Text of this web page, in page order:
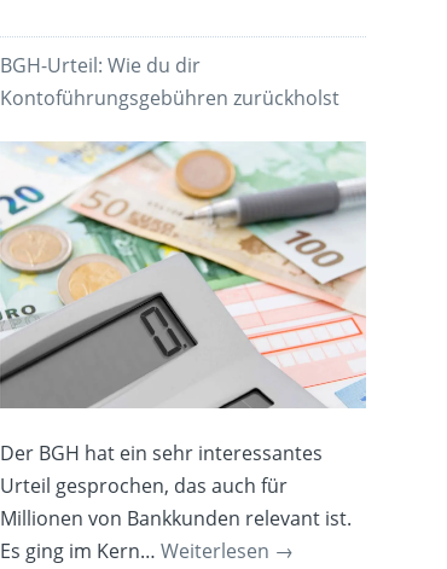
BGH-Urteil: Wie du dir
Kontoführungsgebühren zurückholst
Der BGH hat ein sehr interessantes
Urteil gesprochen, das auch für
Millionen von Bankkunden relevant ist.
Es ging im Kern…Weiterlesen →